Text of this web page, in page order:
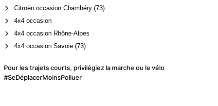
Citroën occasion Chambéry (73)
4x4 occasion
4x4 occasion Rhône-Alpes
4x4 occasion Savoie (73)
Pour les trajets courts, privilégiez la marche ou le vélo
#SeDéplacerMoinsPolluer